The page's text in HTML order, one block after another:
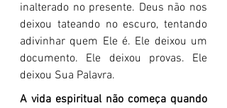
inalterado no presente. Deus não nos
deixou tateando no escuro, tentando
adivinhar quem Ele é. Ele deixou um
documento. Ele deixou provas. Ele
deixou Sua Palavra.
A vida espiritual não começa quando